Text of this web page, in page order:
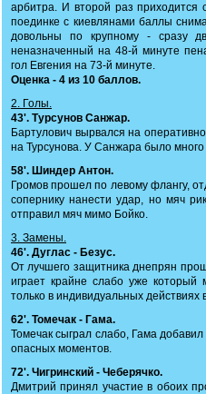
арбитра. И второй раз приходится
поединке с киевлянами баллы
довольны по крупному - сразу
неназначенный на 48-й минуте
гол Евгения на 73-й минуте.
Оценка - 4 из 10 баллов.
2. Голы.
43'. Турсунов Санжар.
Бартулович вырвался на
на Турсунова. У Санжара было
58'. Шиндер Антон.
Громов прошел по левому флангу,
сопернику нанести удар, но мяч
отправил мяч мимо Бойко.
3. Замены.
46'. Дуглас - Безус.
От лучшего защитника днепрян
играет крайне слабо уже который
только в индивидуальных действиях
62'. Томечак - Гама.
Томечак сыграл слабо, Гама
опасных моментов.
72'. Чигринский - Чеберячко.
Дмитрий принял участие в обоих